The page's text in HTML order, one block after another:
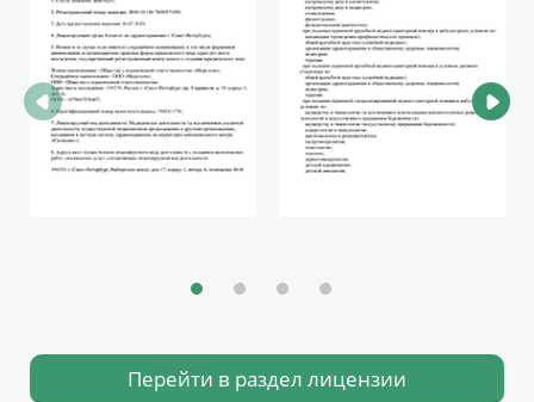
Перейти в раздел лицензии